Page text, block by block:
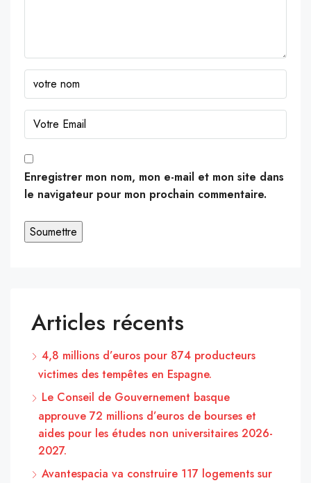
Enregistrer mon nom, mon e-mail et mon site dans
le navigateur pour mon prochain commentaire.
Articles récents
4,8 millions d’euros pour 874 producteurs
victimes des tempêtes en Espagne.
Le Conseil de Gouvernement basque
approuve 72 millions d’euros de bourses et
aides pour les études non universitaires 2026-
2027.
Avantespacia va construire 117 logements sur